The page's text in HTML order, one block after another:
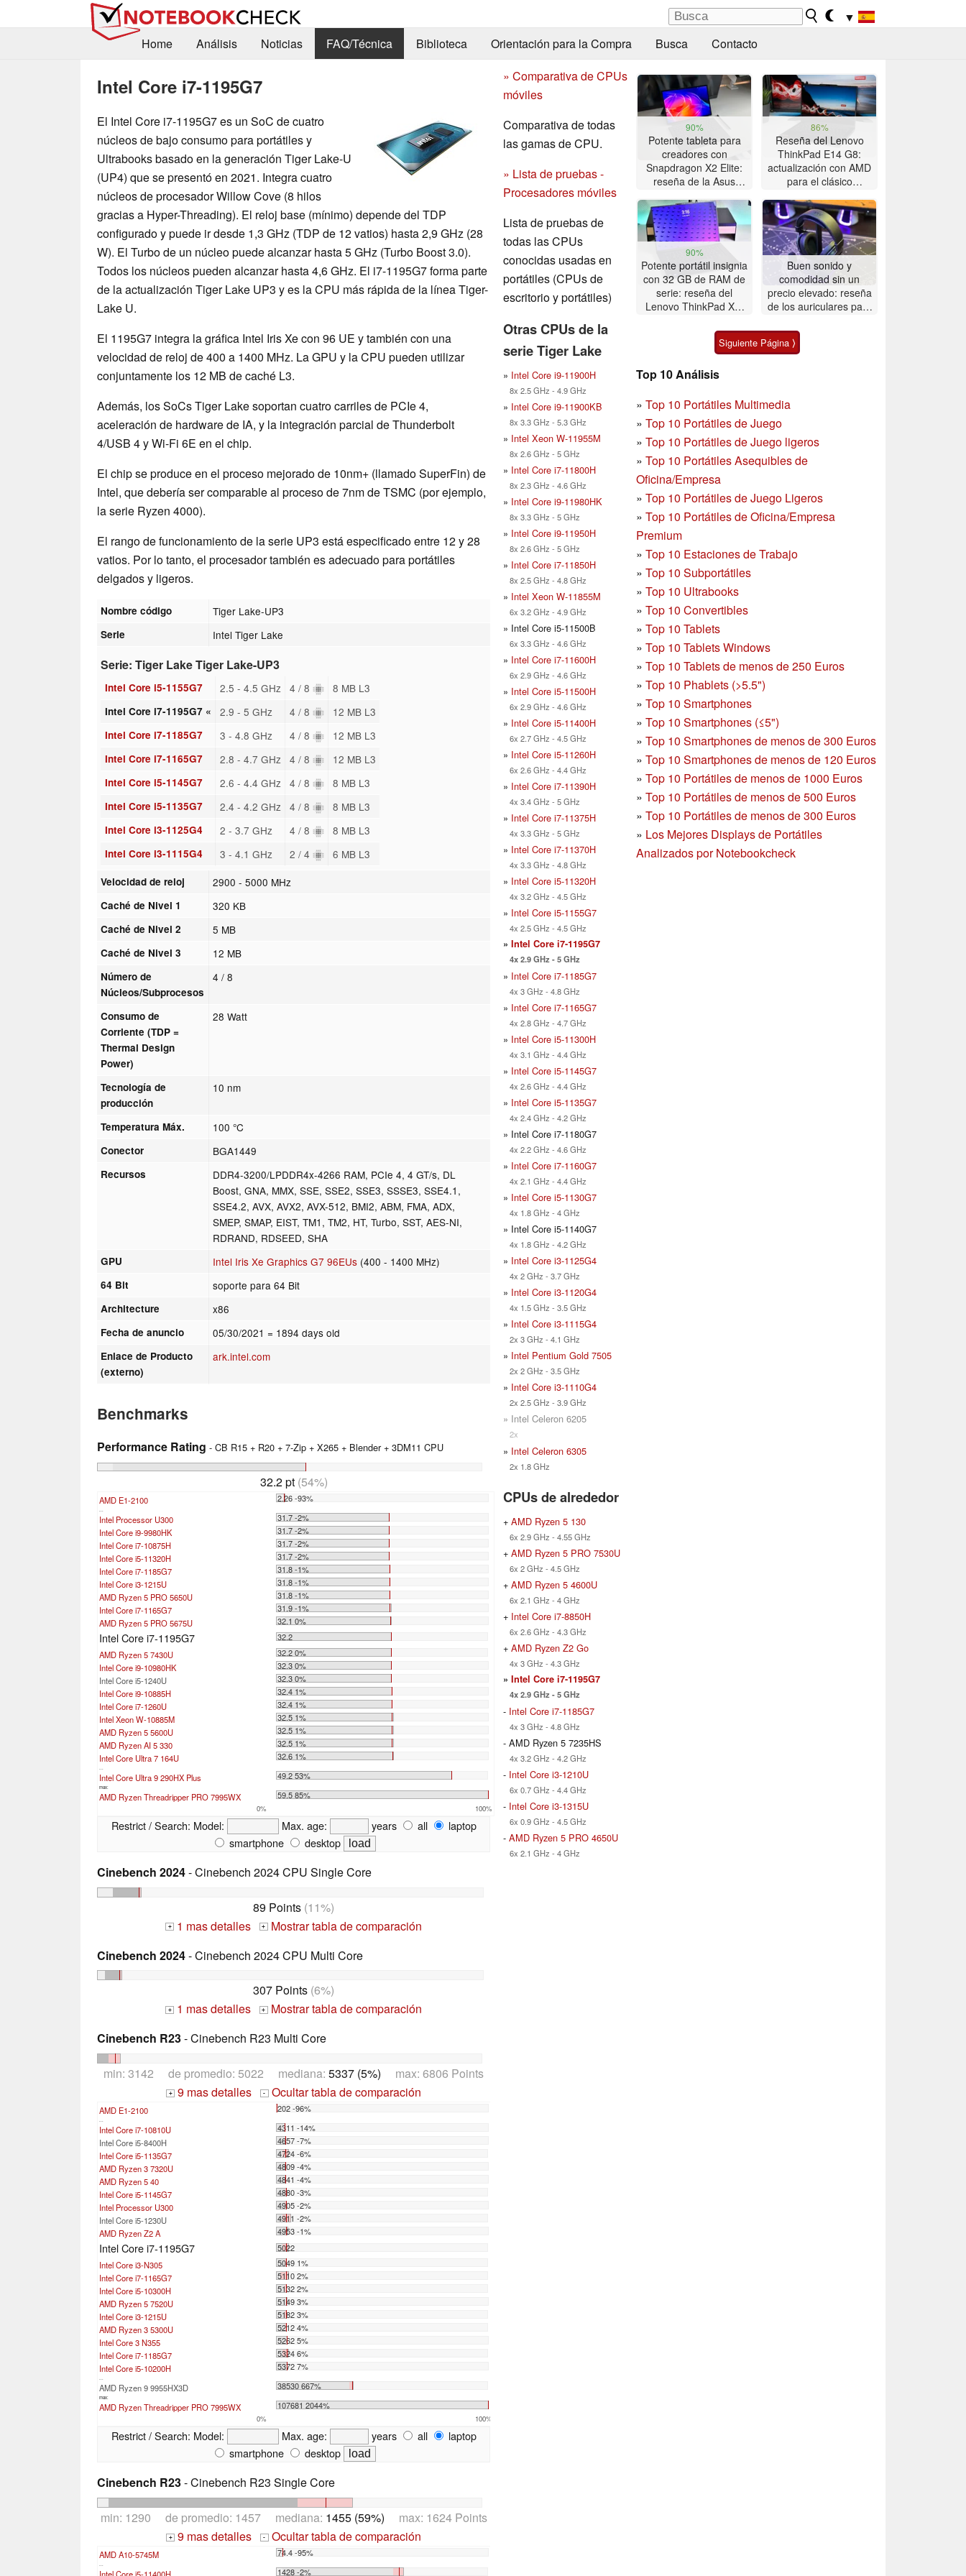
▼
Home
Análisis Noticias FAQ/Técnica Biblioteca Orientación para la Compra Busca Contacto
Intel Core i7-1195G7
El Intel Core i7-1195G7 es un SoC de cuatro
núcleos de bajo consumo para portátiles y
Ultrabooks basado en la generación Tiger Lake-U
(UP4) que se presentó en 2021. Integra cuatro
núcleos de procesador Willow Cove (8 hilos
gracias a Hyper-Threading). El reloj base (mínimo) depende del TDP
configurado y puede ir desde 1,3 GHz (TDP de 12 vatios) hasta 2,9 GHz (28
W). El Turbo de un núcleo puede alcanzar hasta 5 GHz (Turbo Boost 3.0).
Todos los núcleos pueden alcanzar hasta 4,6 GHz. El i7-1195G7 forma parte
de la actualización Tiger Lake UP3 y es la CPU más rápida de la línea Tiger-
Lake U.
El 1195G7 integra la gráfica Intel Iris Xe con 96 UE y también con una
velocidad de reloj de 400 a 1400 MHz. La GPU y la CPU pueden utilizar
conjuntamente los 12 MB de caché L3.
Además, los SoCs Tiger Lake soportan cuatro carriles de PCIe 4,
aceleración de hardware de IA, y la integración parcial de Thunderbolt
4/USB 4 y Wi-Fi 6E en el chip.
El chip se produce en el proceso mejorado de 10nm+ (llamado SuperFin) de
Intel, que debería ser comparable al proceso de 7nm de TSMC (por ejemplo,
la serie Ryzen 4000).
El rango de funcionamiento de la serie UP3 está especificado entre 12 y 28
vatios. Por lo tanto, el procesador también es adecuado para portátiles
delgados y ligeros.
Nombre código Tiger Lake-UP3
Serie Intel Tiger Lake
Serie: Tiger Lake Tiger Lake-UP3
Intel Core i5-1155G7 2.5 - 4.5 GHz 4 / 8 8 MB L3
Intel Core i7-1195G7 « 2.9 - 5 GHz 4 / 8 12 MB L3
Intel Core i7-1185G7 3 - 4.8 GHz 4 / 8 12 MB L3
Intel Core i7-1165G7 2.8 - 4.7 GHz 4 / 8 12 MB L3
Intel Core i5-1145G7 2.6 - 4.4 GHz 4 / 8 8 MB L3
Intel Core i5-1135G7 2.4 - 4.2 GHz 4 / 8 8 MB L3
Intel Core i3-1125G4 2 - 3.7 GHz 4 / 8 8 MB L3
Intel Core i3-1115G4 3 - 4.1 GHz 2 / 4 6 MB L3
Velocidad de reloj 2900 - 5000 MHz
Caché de Nivel 1 320 KB
Caché de Nivel 2 5 MB
Caché de Nivel 3 12 MB
Número de
Núcleos/Subprocesos
4 / 8
Consumo de
Corriente (TDP =
Thermal Design
Power)
28 Watt
Tecnología de
producción
10 nm
Temperatura Máx. 100 °C
Conector BGA1449
Recursos
DDR4-3200/LPDDR4x-4266 RAM, PCIe 4, 4 GT/s, DL
Boost, GNA, MMX, SSE, SSE2, SSE3, SSSE3, SSE4.1,
SSE4.2, AVX, AVX2, AVX-512, BMI2, ABM, FMA, ADX,
SMEP, SMAP, EIST, TM1, TM2, HT, Turbo, SST, AES-NI,
RDRAND, RDSEED, SHA
GPU Intel Iris Xe Graphics G7 96EUs (400 - 1400 MHz)
64 Bit soporte para 64 Bit
Architecture x86
Fecha de anuncio 05/30/2021 = 1894 days old
Enlace de Producto
(externo)
ark.intel.com
Benchmarks
Performance Rating - CB R15 + R20 + 7-Zip + X265 + Blender + 3DM11 CPU
32.2 pt(54%)
AMD E1-2100 2.26 -93%
Intel Processor U300
31.7 -2%
Intel Core i9-9980HK
31.7 -2%
Intel Core i7-10875H
31.7 -2%
Intel Core i5-11320H
31.7 -2%
Intel Core i7-1185G7
31.8 -1%
Intel Core i3-1215U
31.8 -1%
AMD Ryzen 5 PRO 5650U
31.8 -1%
Intel Core i7-1165G7
31.9 -1%
AMD Ryzen 5 PRO 5675U
32.1 0%
Intel Core i7-1195G7
32.2
AMD Ryzen 5 7430U
32.2 0%
Intel Core i9-10980HK
32.3 0%
Intel Core i5-1240U
32.3 0%
Intel Core i9-10885H
32.4 1%
Intel Core i7-1260U
32.4 1%
Intel Xeon W-10885M
32.5 1%
AMD Ryzen 5 5600U
32.5 1%
AMD Ryzen AI 5 330
32.5 1%
Intel Core Ultra 7 164U
32.6 1%
Intel Core Ultra 9 290HX Plus 49.2 53%
max:
AMD Ryzen Threadripper PRO 7995WX 59.5 85%
0% 100%
Restrict / Search: Model: Max. age: years all
laptop
smartphone
desktop
Cinebench 2024- Cinebench 2024 CPU Single Core
89 Points (11%)
+ 1 mas detalles + Mostrar tabla de comparación
Cinebench 2024- Cinebench 2024 CPU Multi Core
307 Points (6%)
+ 1 mas detalles + Mostrar tabla de comparación
Cinebench R23- Cinebench R23 Multi Core
min: 3142 de promedio: 5022 mediana: 5337 (5%) max: 6806 Points
+ 9 mas detalles - Ocultar tabla de comparación
AMD E1-2100 202 -96%
...
Intel Core i7-10810U
4311 -14%
Intel Core i5-8400H
4657 -7%
Intel Core i5-1135G7
4724 -6%
AMD Ryzen 3 7320U
4809 -4%
AMD Ryzen 5 40
4841 -4%
Intel Core i5-1145G7
4880 -3%
Intel Processor U300
4905 -2%
Intel Core i5-1230U
4911 -2%
AMD Ryzen Z2 A
4953 -1%
Intel Core i7-1195G7
5022
Intel Core i3-N305
5049 1%
Intel Core i7-1165G7
5110 2%
Intel Core i5-10300H
5132 2%
AMD Ryzen 5 7520U
5149 3%
Intel Core i3-1215U
5182 3%
AMD Ryzen 3 5300U
5212 4%
Intel Core 3 N355
5262 5%
Intel Core i7-1185G7
5324 6%
Intel Core i5-10200H
5372 7%
...
AMD Ryzen 9 9955HX3D 38530 667%
max:
AMD Ryzen Threadripper PRO 7995WX 107681 2044%
0% 100%
Restrict / Search: Model: Max. age: years all
laptop
smartphone
desktop
Cinebench R23- Cinebench R23 Single Core
min: 1290 de promedio: 1457 mediana: 1455 (59%) max: 1624 Points
+ 9 mas detalles - Ocultar tabla de comparación
AMD A10-5745M 74.4 -95%
...
1428 -2%
» Comparativa de CPUs
móviles
Comparativa de todas
las gamas de CPU.
» Lista de pruebas -
Procesadores móviles
Lista de pruebas de
todas las CPUs
conocidas usadas en
portátiles (CPUs de
escritorio y portátiles)
Otras CPUs de la
serie Tiger Lake
» Intel Core i9-11900H
8x 2.5 GHz - 4.9 GHz
» Intel Core i9-11900KB
8x 3.3 GHz - 5.3 GHz
» Intel Xeon W-11955M
8x 2.6 GHz - 5 GHz
» Intel Core i7-11800H
8x 2.3 GHz - 4.6 GHz
» Intel Core i9-11980HK
8x 3.3 GHz - 5 GHz
» Intel Core i9-11950H
8x 2.6 GHz - 5 GHz
» Intel Core i7-11850H
8x 2.5 GHz - 4.8 GHz
» Intel Xeon W-11855M
6x 3.2 GHz - 4.9 GHz
» Intel Core i5-11500B
6x 3.3 GHz - 4.6 GHz
» Intel Core i7-11600H
6x 2.9 GHz - 4.6 GHz
» Intel Core i5-11500H
6x 2.9 GHz - 4.6 GHz
» Intel Core i5-11400H
6x 2.7 GHz - 4.5 GHz
» Intel Core i5-11260H
6x 2.6 GHz - 4.4 GHz
» Intel Core i7-11390H
4x 3.4 GHz - 5 GHz
» Intel Core i7-11375H
4x 3.3 GHz - 5 GHz
» Intel Core i7-11370H
4x 3.3 GHz - 4.8 GHz
» Intel Core i5-11320H
4x 3.2 GHz - 4.5 GHz
» Intel Core i5-1155G7
4x 2.5 GHz - 4.5 GHz
» Intel Core i7-1195G7
4x 2.9 GHz - 5 GHz
» Intel Core i7-1185G7
4x 3 GHz - 4.8 GHz
» Intel Core i7-1165G7
4x 2.8 GHz - 4.7 GHz
» Intel Core i5-11300H
4x 3.1 GHz - 4.4 GHz
» Intel Core i5-1145G7
4x 2.6 GHz - 4.4 GHz
» Intel Core i5-1135G7
4x 2.4 GHz - 4.2 GHz
» Intel Core i7-1180G7
4x 2.2 GHz - 4.6 GHz
» Intel Core i7-1160G7
4x 2.1 GHz - 4.4 GHz
» Intel Core i5-1130G7
4x 1.8 GHz - 4 GHz
» Intel Core i5-1140G7
4x 1.8 GHz - 4.2 GHz
» Intel Core i3-1125G4
4x 2 GHz - 3.7 GHz
» Intel Core i3-1120G4
4x 1.5 GHz - 3.5 GHz
» Intel Core i3-1115G4
2x 3 GHz - 4.1 GHz
» Intel Pentium Gold 7505
2x 2 GHz - 3.5 GHz
» Intel Core i3-1110G4
2x 2.5 GHz - 3.9 GHz
» Intel Celeron 6205
2x
» Intel Celeron 6305
2x 1.8 GHz
CPUs de alrededor
+ AMD Ryzen 5 130
6x 2.9 GHz - 4.55 GHz
+ AMD Ryzen 5 PRO 7530U
6x 2 GHz - 4.5 GHz
+ AMD Ryzen 5 4600U
6x 2.1 GHz - 4 GHz
+ Intel Core i7-8850H
6x 2.6 GHz - 4.3 GHz
+ AMD Ryzen Z2 Go
4x 3 GHz - 4.3 GHz
» Intel Core i7-1195G7
4x 2.9 GHz - 5 GHz
- Intel Core i7-1185G7
4x 3 GHz - 4.8 GHz
- AMD Ryzen 5 7235HS
4x 3.2 GHz - 4.2 GHz
- Intel Core i3-1210U
6x 0.7 GHz - 4.4 GHz
- Intel Core i3-1315U
6x 0.9 GHz - 4.5 GHz
- AMD Ryzen 5 PRO 4650U
6x 2.1 GHz - 4 GHz
90%
Potente tableta para
creadores con
Snapdragon X2 Elite:
reseña de la Asus
86%
Reseña del Lenovo
ThinkPad E14 G8:
actualización con AMD
para el clásico
autonomía
90%
Potente portátil insignia
con 32 GB de RAM de
serie: reseña del
Lenovo ThinkPad X9-
Buen sonido y
comodidad sin un
precio elevado: reseña
de los auriculares para
Siguiente Página ⟩
Top 10 Análisis
» Top 10 Portátiles Multimedia
» Top 10 Portátiles de Juego
» Top 10 Portátiles de Juego ligeros
» Top 10 Portátiles Asequibles de
Oficina/Empresa
» Top 10 Portátiles de Juego Ligeros
» Top 10 Portátiles de Oficina/Empresa
Premium
» Top 10 Estaciones de Trabajo
» Top 10 Subportátiles
» Top 10 Ultrabooks
» Top 10 Convertibles
» Top 10 Tablets
» Top 10 Tablets Windows
» Top 10 Tablets de menos de 250 Euros
» Top 10 Phablets (>5.5")
» Top 10 Smartphones
» Top 10 Smartphones (≤5")
» Top 10 Smartphones de menos de 300 Euros
» Top 10 Smartphonesde menos de 120 Euros
» Top 10 Portátiles de menos de 1000 Euros
» Top 10 Portátiles de menos de 500 Euros
» Top 10 Portátiles de menos de 300 Euros
» Los Mejores Displays de Portátiles
Analizados por Notebookcheck